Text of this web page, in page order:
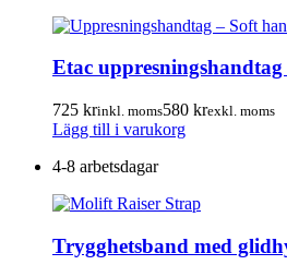
Etac uppresningshandtag
725 krinkl. moms580 krexkl. moms
Lägg till i varukorg
4-8 arbetsdagar
Trygghetsband med